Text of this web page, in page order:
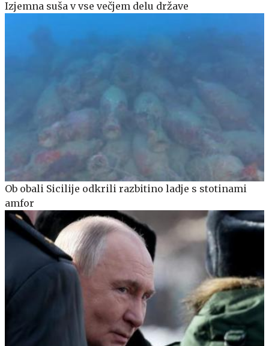
Izjemna suša v vse večjem delu države
Ob obali Sicilije odkrili razbitino ladje s stotinami
amfor